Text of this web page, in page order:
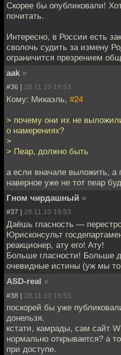
Скорее бы опубликовали!
почитать.
Интересно, в России есть
сволочь судить за измену
ограничится презрением
aak »
#36 | 28.11.10 19:53
Кому: Микаэль, #24
> почему они их не
о намерениях?
>
> Пеар, должно быть
а если вначале выложить, а
наверное уже не тот пеар
Гном чирдашный »
#37 | 28.11.10 19:53
Даёшь гласность —
Юрисконсульт
реакционер, ату его! Ату!
Больше гласности! Больше
очевидные истины (уж мы
ASD-real »
#38 | 28.11.10 19:53
поскорей бы уже
донельзя.
кстати, камрады, сам сайт
нормально открывается? а
при доступе.